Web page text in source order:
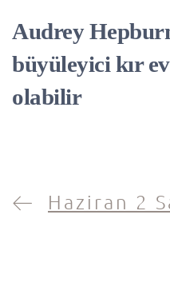
Audrey
büyüleyici kır
olabilir
Haziran 2